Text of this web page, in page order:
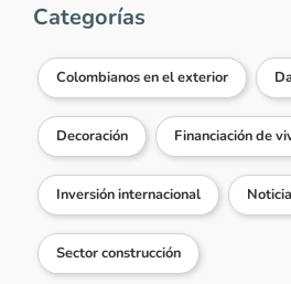
Categorías
Colombianos en el exterior
Decoración Financiación de
Inversión internacional
Sector construcción